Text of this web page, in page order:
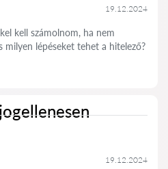
19.12.2024
kell számolnom, ha nem
milyen lépéseket tehet a hitelező?
19.12.2024